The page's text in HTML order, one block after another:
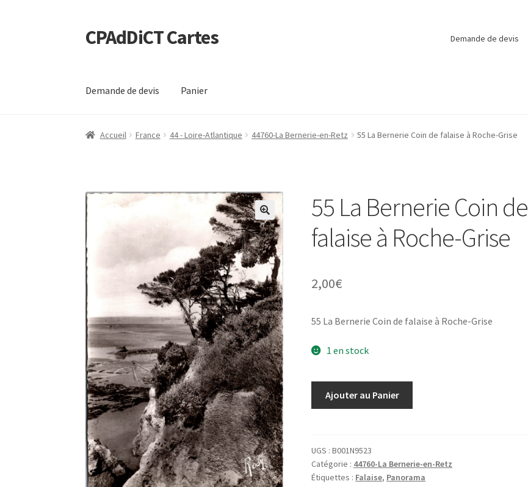
Aller
à
Aller
au
CPAdDiCT Cartes Demande de devis
Demande de devis Panier
Accueil France 44 - Loire-Atlantique 44760-La Bernerie-en-Retz 55 La Bernerie Coin de falaise à Roche-Grise
55 La Bernerie Coin de
falaise à Roche-Grise
2,00€
55 La Bernerie Coin de falaise à Roche-Grise
1 en stock
Coin
de
falaise
Ajouter au Panier
UGS :B001N9523
Catégorie : 44760-La Bernerie-en-Retz
Étiquettes : Falaise, Panorama